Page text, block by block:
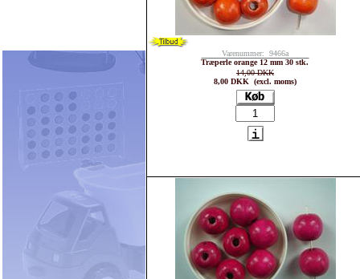
Varenummer: 9466a
Træperle orange 12 mm 30 stk.
14,00 DKK
8,00 DKK (excl. moms)